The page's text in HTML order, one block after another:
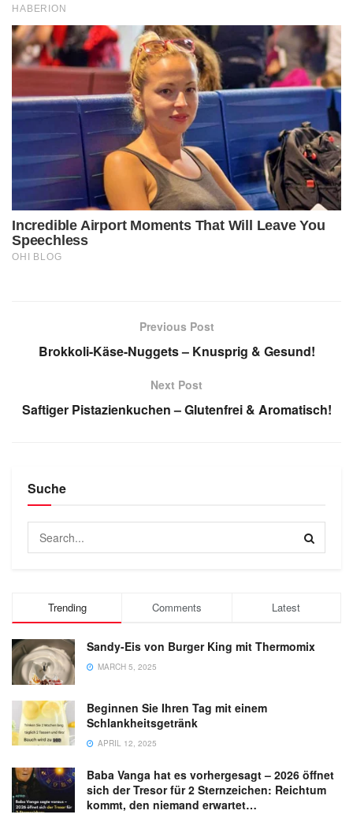
Previous Post
Brokkoli-Käse-Nuggets – Knusprig & Gesund!
Next Post
Saftiger Pistazienkuchen – Glutenfrei & Aromatisch!
Suche
Trending Comments Latest
Sandy-Eis von Burger King mit Thermomix
MARCH 5, 2025
Beginnen Sie Ihren Tag mit einem
Schlankheitsgetränk
APRIL 12, 2025
Baba Vanga hat es vorhergesagt – 2026 öffnet
sich der Tresor für 2 Sternzeichen: Reichtum
kommt, den niemand erwartet…